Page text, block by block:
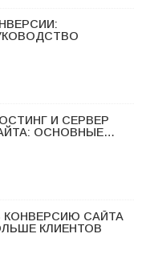
И СЕРВЕР
ОСНОВНЫЕ
КОНВЕРСИЮ САЙТА
КЛИЕНТОВ